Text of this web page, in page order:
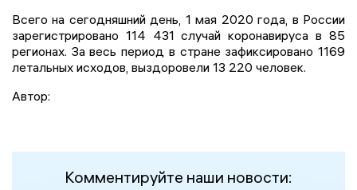
Всего на сегодняшний день, 1 мая 2020 года, в России
зарегистрировано 114 431 случай коронавируса в 85
регионах. За весь период в стране зафиксировано 1169
летальных исходов, выздоровели 13 220 человек.
Автор:
Комментируйте наши новости: